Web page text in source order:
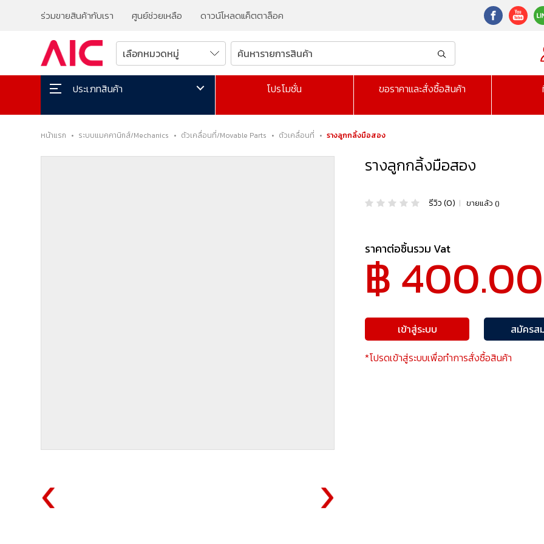
ร่วมขายสินค้ากับเรา ศูนย์ช่วยเหลือ ดาวน์โหลดแค็ตตาล็อค
ประเภทสินค้า โปรโมชั่น ขอราคาและสั่งซื้อสินค้า
หน้าแรก • ระบบแมคคานิกส์/Mechanics • ตัวเคลื่อนที่/Movable Parts • ตัวเคลื่อนที่ • รางลูกกลิ้งมือสอง
รางลูกกลิ้งมือสอง
รีวิว (0) | ขายแล้ว ()
ราคาต่อชิ้นรวม Vat
฿ 400.00
เข้าสู่ระบบ
สมัครส
*โปรดเข้าสู่ระบบเพื่อทำการสั่งซื้อสินค้า